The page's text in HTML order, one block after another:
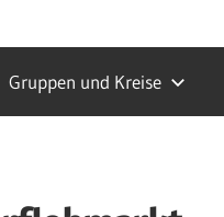
Gruppen und Kreise